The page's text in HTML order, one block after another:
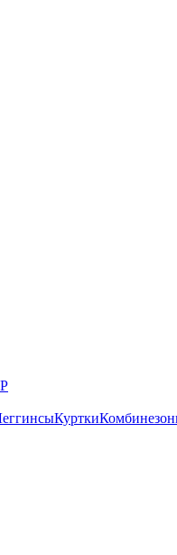
Куртки